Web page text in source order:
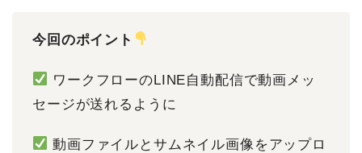
今回のポイント
ワークフローのLINE自動配信で動画メッ
セージが送れるように
動画ファイルとサムネイル画像をアップロ